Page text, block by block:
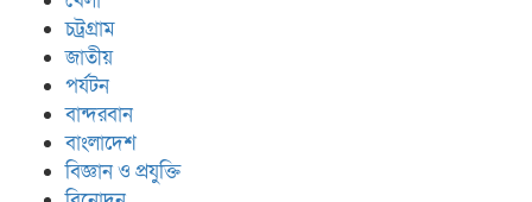
চট্রগ্রাম
জাতীয়
পর্যটন
বান্দরবান
বাংলাদেশ
বিজ্ঞান ও প্রযুক্তি